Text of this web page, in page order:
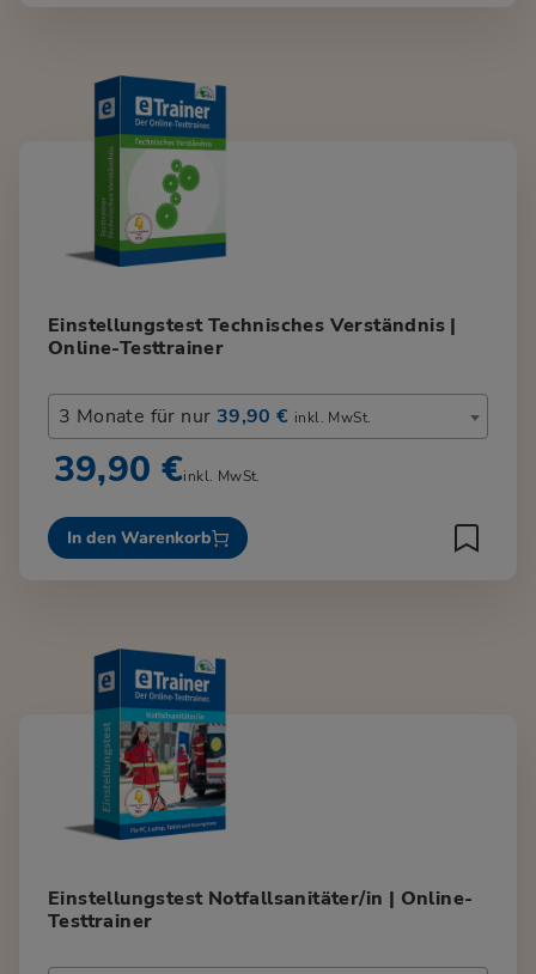
Einstellungstest Technisches Verständnis |
Online-Testtrainer
3 Monate für nur 39,90 € inkl. MwSt.
39,90 €inkl. MwSt.
In den Warenkorb
Einstellungstest Notfallsanitäter/in | Online-
Testtrainer